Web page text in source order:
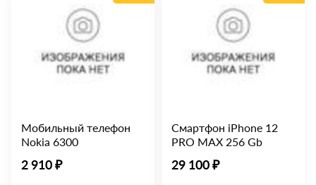
Мобильный телефон
Nokia 6300
2 910 ₽
Смартфон iPhone 12
PRO MAX 256 Gb
29 100 ₽